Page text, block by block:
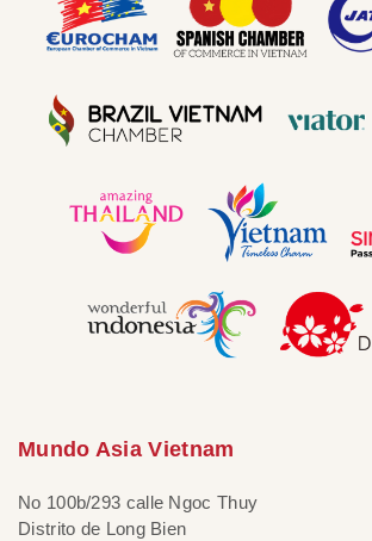
Mundo Asia Vietnam
No 100b/293 calle Ngoc Thuy
Distrito de Long Bien